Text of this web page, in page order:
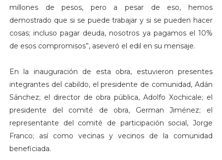
millones de pesos, pero a pesar de eso, hemos
demostrado que si se puede trabajar y si se pueden hacer
cosas; incluso pagar deuda, nosotros ya pagamos el 10%
de esos compromisos”, aseveró el edil en su mensaje.
En la inauguración de esta obra, estuvieron presentes
integrantes del cabildo, el presidente de comunidad, Adán
Sánchez; el director de obra pública, Adolfo Xochicale; el
presidente del comité de obra, German Jiménez; el
representante del comité de participación social, Jorge
Franco; así como vecinas y vecinos de la comunidad
beneficiada.